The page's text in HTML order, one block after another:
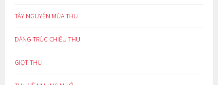
TÂY NGUYÊN MÙA THU
DÁNG TRÚC CHIỀU THU
GIỌT THU